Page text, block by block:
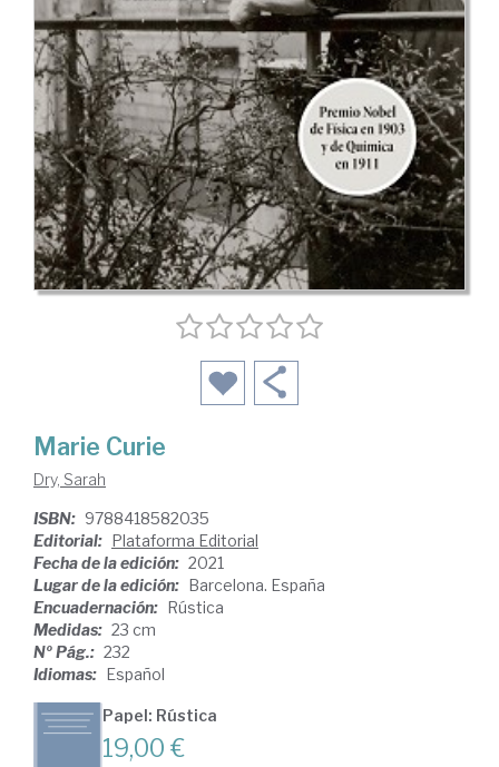
Marie Curie
Dry, Sarah
ISBN: 9788418582035
Editorial: Plataforma Editorial
Fecha de la edición: 2021
Lugar de la edición: Barcelona. España
Encuadernación: Rústica
Medidas: 23 cm
Nº Pág.: 232
Idiomas: Español
Papel: Rústica
19,00 €